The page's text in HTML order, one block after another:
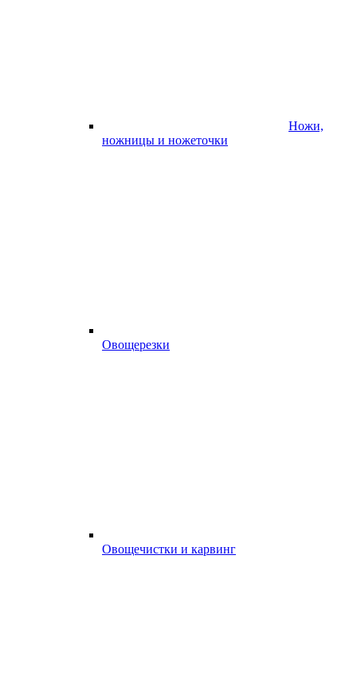
Ножи,
ножницы и ножеточки
Овощерезки
Овощечистки и карвинг